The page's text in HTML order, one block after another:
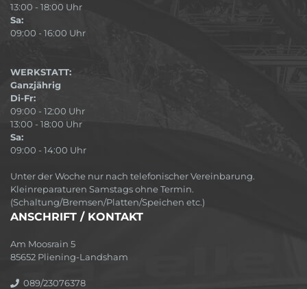
13:00 - 18:00 Uhr
Sa:
09:00 - 16:00 Uhr
WERKSTATT:
Ganzjährig
Di-Fr:
09:00 - 12:00 Uhr
13:00 - 18:00 Uhr
Sa:
09:00 - 14:00 Uhr
Unter der Woche nur nach telefonischer Vereinbarung.
Kleinreparaturen Samstags ohne Termin.
(Schaltung/Bremsen/Platten/Speichen etc.)
ANSCHRIFT / KONTAKT
Am Moosrain 5
85652 Pliening-Landsham
089/23076378